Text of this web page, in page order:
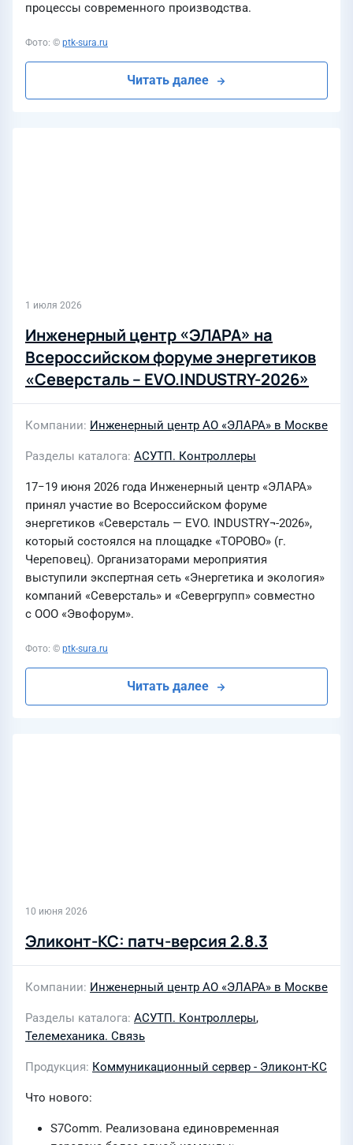
процессы современного производства.
Читать далее
Фото: © ptk-sura.ru
1 июля 2026
Инженерный центр «ЭЛАРА» на
Всероссийском форуме энергетиков
«Северсталь – EVO.INDUSTRY-2026»
Компании Инженерный центр АО «ЭЛАРА» в Москве
Разделы каталога АСУТП. Контроллеры
17−19 июня 2026 года Инженерный центр «ЭЛАРА»
принял участие во Всероссийском форуме
энергетиков «Северсталь — EVO. INDUSTRY¬-2026»,
который состоялся на площадке «ТОРОВО» (г.
Череповец). Организаторами мероприятия
выступили экспертная сеть «Энергетика и экология»
компаний «Северсталь» и «Севергрупп» совместно
с ООО «Эвофорум».
Читать далее
Фото: © ptk-sura.ru
10 июня 2026
Эликонт-КС: патч-версия 2.8.3
Компании Инженерный центр АО «ЭЛАРА» в Москве
Разделы каталога АСУТП. Контроллеры,
Телемеханика. Связь
Продукция Коммуникационный сервер - Эликонт-КС
Что нового:
S7Comm. Реализована единовременная